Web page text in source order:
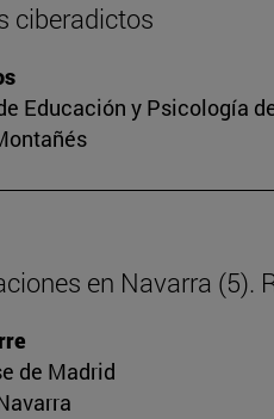
ciberadictos
Educación y Psicología
en Navarra (5).
de Madrid